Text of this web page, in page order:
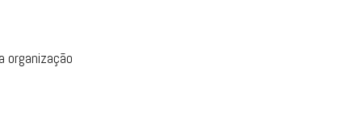
organização